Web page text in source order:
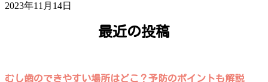
2023年11月14日
最近の投稿
むし歯のできやすい場所はどこ？予防のポイントも解説